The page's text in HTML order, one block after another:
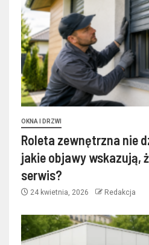
OKNA I DRZWI
Roleta zewnętrzna nie
jakie objawy wskazują,
serwis?
24 kwietnia, 2026 Redakcja